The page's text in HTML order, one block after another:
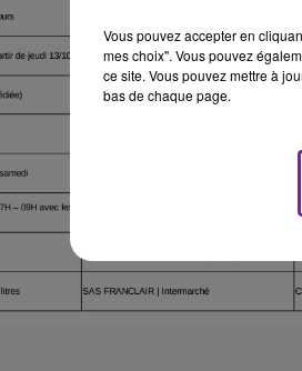
Vous pouvez accepter en
mes choix". Vous pouvez
ce site. Vous pouvez mettre à
bas de chaque page.